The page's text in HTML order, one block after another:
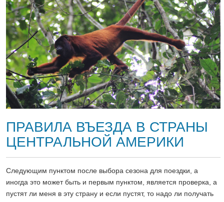
ПРАВИЛА ВЪЕЗДА В СТРАНЫ
ЦЕНТРАЛЬНОЙ АМЕРИКИ
Следующим пунктом после выбора сезона для поездки, а
иногда это может быть и первым пунктом, является проверка, а
пустят ли меня в эту страну и если пустят, то надо ли получать